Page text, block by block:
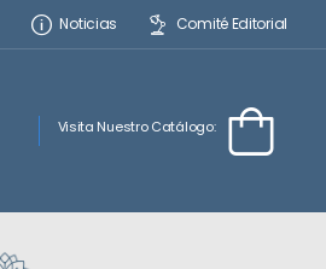
Noticias Comité Editorial
Visita Nuestro Catálogo: